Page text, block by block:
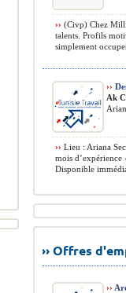
›› (Civp) Chez
talents. Profils
simplement
››
Ak
›› Lieu : Ariana
mois d’expérience
Disponible
›› Offres
››